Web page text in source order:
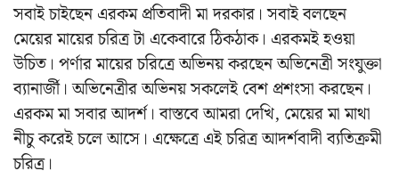
সবাই চাইছেন এরকম প্রতিবাদী মা দরকার। সবাই বলছেন
মেয়ের মায়ের চরিত্র টা একেবারে ঠিকঠাক। এরকমই হওয়া
উচিত। পর্ণার মায়ের চরিত্রে অভিনয় করছেন অভিনেত্রী সংযুক্তা
ব্যানার্জী। অভিনেত্রীর অভিনয় সকলেই বেশ প্রশংসা করছেন।
এরকম মা সবার আদর্শ। বাস্তবে আমরা দেখি, মেয়ের মা মাথা
নীচু করেই চলে আসে। এক্ষেত্রে এই চরিত্র আদর্শবাদী ব্যতিক্রমী
চরিত্র।